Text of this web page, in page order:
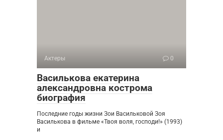
Актеры 0
Василькова екатерина
александровна кострома
биография
Последние годы жизни Зои Васильковой Зоя
Василькова в фильме «Твоя воля, господи!» (1993)
и